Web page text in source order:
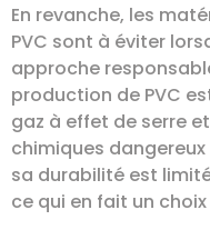
En revanche, les
PVC sont à éviter
approche
production de PVC
gaz à effet de serre
chimiques dangereux
sa durabilité est
ce qui en fait un